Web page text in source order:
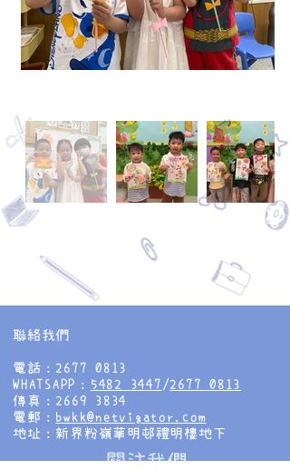
聯絡我們
電話：2677 0813
WHATSAPP： 5482 3447 /2677 0813
傳真：2669 3834
電郵： bwkk@netvigator.com
地址：新界粉嶺華明邨禮明樓地下
​關注我們